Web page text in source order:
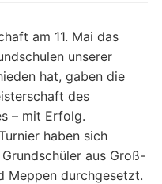
am 11. Mai das
unserer
hat, gaben die
des
– mit Erfolg.
haben sich
aus Groß-
Meppen durchgesetzt.